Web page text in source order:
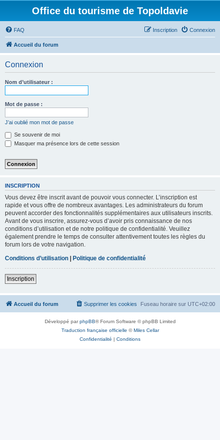
Office du tourisme de Topoldavie
FAQ Connexion
Inscription
Accueil du forum
Connexion
Nom d’utilisateur :
Mot de passe :
J’ai oublié mon mot de passe
Se souvenir de moi
Masquer ma présence lors de cette session
INSCRIPTION
Vous devez être inscrit avant de pouvoir vous connecter. L’inscription est
rapide et vous offre de nombreux avantages. Les administrateurs du forum
peuvent accorder des fonctionnalités supplémentaires aux utilisateurs inscrits.
Avant de vous inscrire, assurez-vous d’avoir pris connaissance de nos
conditions d’utilisation et de notre politique de confidentialité. Veuillez
également prendre le temps de consulter attentivement toutes les règles du
forum lors de votre navigation.
Conditions d’utilisation | Politique de confidentialité
Inscription
Accueil du forum Fuseau horaire sur UTC+02:00
Supprimer les cookies
Développé parphpBB® Forum Software © phpBB Limited
Traduction française officielle ©Miles Cellar
Confidentialité | Conditions